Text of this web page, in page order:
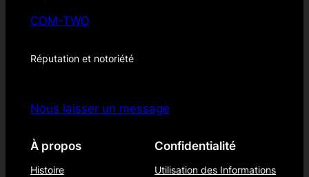
COM-TWO
Réputation et notoriété
Nous laisser un message
À propos
Histoire
Confidentialité
Utilisation des Informations